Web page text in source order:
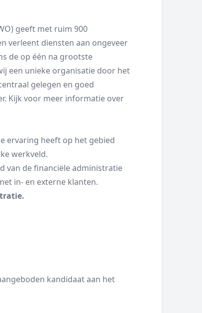
geeft met ruim 900
verleent diensten aan ongeveer
de op één na grootste
een unieke organisatie door het
gelegen en goed
Kijk voor meer informatie over
ervaring heeft op het gebied
werkveld.
van de financiële administratie
in- en externe klanten.
kandidaat aan het